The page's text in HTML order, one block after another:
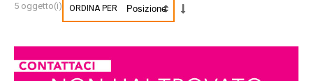
5 oggetto(i) ORDINA PER